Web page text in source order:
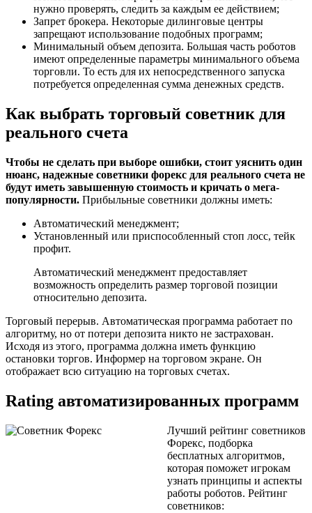
нужно проверять, следить за каждым ее действием;
Запрет брокера. Некоторые дилинговые центры
запрещают использование подобных программ;
Минимальный объем депозита. Большая часть роботов
имеют определенные параметры минимального объема
торговли. То есть для их непосредственного запуска
потребуется определенная сумма денежных средств.
Как выбрать торговый советник для
реального счета
Чтобы не сделать при выборе ошибки, стоит уяснить один
нюанс, надежные советники форекс для реального счета не
будут иметь завышенную стоимость и кричать о мега-
популярности. Прибыльные советники должны иметь:
Автоматический менеджмент;
Установленный или приспособленный стоп лосс, тейк
профит.
Автоматический менеджмент предоставляет
возможность определить размер торговой позиции
относительно депозита.
Торговый перерыв. Автоматическая программа работает по
алгоритму, но от потери депозита никто не застрахован.
Исходя из этого, программа должна иметь функцию
остановки торгов. Информер на торговом экране. Он
отображает всю ситуацию на торговых счетах.
Rating автоматизированных программ
Лучший рейтинг советников
Форекс, подборка
бесплатных алгоритмов,
которая поможет игрокам
узнать принципы и аспекты
работы роботов. Рейтинг
советников: